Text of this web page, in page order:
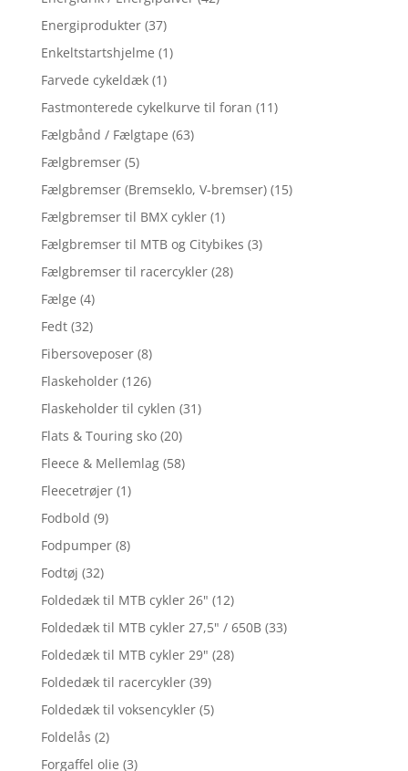
Energiprodukter (37)
Enkeltstartshjelme (1)
Farvede cykeldæk (1)
Fastmonterede cykelkurve til foran (11)
Fælgbånd / Fælgtape (63)
Fælgbremser (5)
Fælgbremser (Bremseklo, V-bremser) (15)
Fælgbremser til BMX cykler (1)
Fælgbremser til MTB og Citybikes (3)
Fælgbremser til racercykler (28)
Fælge (4)
Fedt (32)
Fibersoveposer (8)
Flaskeholder (126)
Flaskeholder til cyklen (31)
Flats & Touring sko (20)
Fleece & Mellemlag (58)
Fleecetrøjer (1)
Fodbold (9)
Fodpumper (8)
Fodtøj (32)
Foldedæk til MTB cykler 26" (12)
Foldedæk til MTB cykler 27,5" / 650B (33)
Foldedæk til MTB cykler 29" (28)
Foldedæk til racercykler (39)
Foldedæk til voksencykler (5)
Foldelås (2)
Forgaffel olie (3)